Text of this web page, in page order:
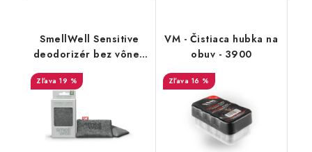
SmellWell Sensitive
deodorizér bez vône -
19 %
VM - Čistiaca hubka na
obuv - 3900
16 %